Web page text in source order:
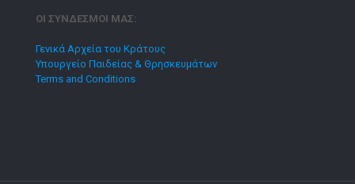
ΟΙ ΣΥΝΔΕΣΜΟΙ ΜΑΣ:
Γενικά Αρχεία του Κράτους
Υπουργείο Παιδείας & Θρησκευμάτων
Terms and Conditions